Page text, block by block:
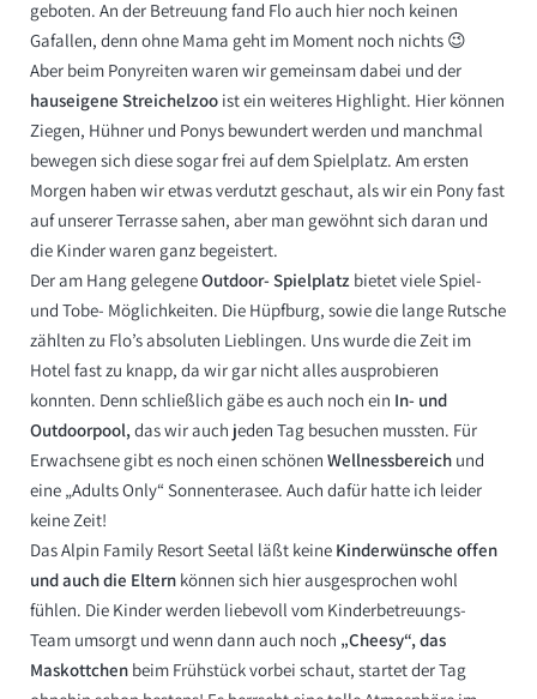
geboten. An der Betreuung fand Flo auch hier noch keinen
Gafallen, denn ohne Mama geht im Moment noch nichts 😉
Aber beim Ponyreiten waren wir gemeinsam dabei und der
hauseigene Streichelzoo ist ein weiteres Highlight. Hier können
Ziegen, Hühner und Ponys bewundert werden und manchmal
bewegen sich diese sogar frei auf dem Spielplatz. Am ersten
Morgen haben wir etwas verdutzt geschaut, als wir ein Pony fast
auf unserer Terrasse sahen, aber man gewöhnt sich daran und
die Kinder waren ganz begeistert.
Der am Hang gelegeneOutdoor- Spielplatz bietet viele Spiel-
und Tobe- Möglichkeiten. Die Hüpfburg, sowie die lange Rutsche
zählten zu Flo’s absoluten Lieblingen. Uns wurde die Zeit im
Hotel fast zu knapp, da wir gar nicht alles ausprobieren
konnten. Denn schließlich gäbe es auch noch ein In- und
Outdoorpool,das wir auch jeden Tag besuchen mussten. Für
Erwachsene gibt es noch einen schönen Wellnessbereich und
eine „Adults Only“ Sonnenterasee. Auch dafür hatte ich leider
keine Zeit!
Das Alpin Family Resort Seetal läßt keine Kinderwünsche offen
und auch die Eltern können sich hier ausgesprochen wohl
fühlen. Die Kinder werden liebevoll vom Kinderbetreuungs-
Team umsorgt und wenn dann auch noch „Cheesy“, das
Maskottchen beim Frühstück vorbei schaut, startet der Tag